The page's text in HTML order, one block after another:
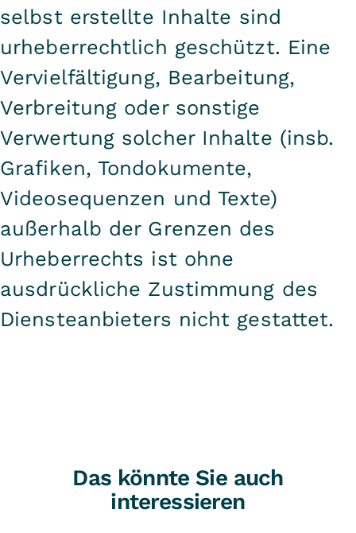
selbst erstellte Inhalte sind
urheberrechtlich geschützt. Eine
Vervielfältigung, Bearbeitung,
Verbreitung oder sonstige
Verwertung solcher Inhalte (insb.
Grafiken, Tondokumente,
Videosequenzen und Texte)
außerhalb der Grenzen des
Urheberrechts ist ohne
ausdrückliche Zustimmung des
Diensteanbieters nicht gestattet.
Das könnte Sie auch
interessieren